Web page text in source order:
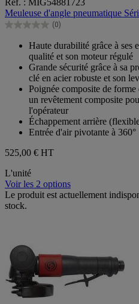
sur
5
étoiles.
Réf. : MIG54881723
Meuleuse d'angle pneumatique
(0)
0.0
étoiles.
Haute durabilité grâce à ses
qualité et son moteur régulé
Grande sécurité grâce à sa
clé en acier robuste et son
Poignée composite de
un revêtement composite
l'opérateur
Échappement arrière
Entrée d'air pivotante à 360°
525,00 € HT
L'unité
Voir les 2 options
Le produit est actuellement
stock.